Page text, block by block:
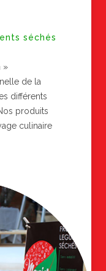
séchés
»
de la
différents
produits
culinaire